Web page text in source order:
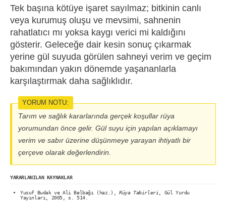
Tek başına kötüye işaret sayılmaz; bitkinin canlı
veya kurumuş oluşu ve mevsimi, sahnenin
rahatlatıcı mı yoksa kaygı verici mi kaldığını
gösterir. Geleceğe dair kesin sonuç çıkarmak
yerine gül suyuda görülen sahneyi verim ve geçim
bakımından yakın dönemde yaşananlarla
karşılaştırmak daha sağlıklıdır.
YORUM NOTU:
Tarım ve sağlık kararlarında gerçek koşullar rüya
yorumundan önce gelir. Gül suyu için yapılan açıklamayı
verim ve sabır üzerine düşünmeye yarayan ihtiyatlı bir
çerçeve olarak değerlendirin.
YARARLANILAN KAYNAKLAR
Yusuf Budak ve Ali Belbağı (haz.), Rüya Tabirleri , Gül Yurdu
Yayınları, 2005, s. 514.